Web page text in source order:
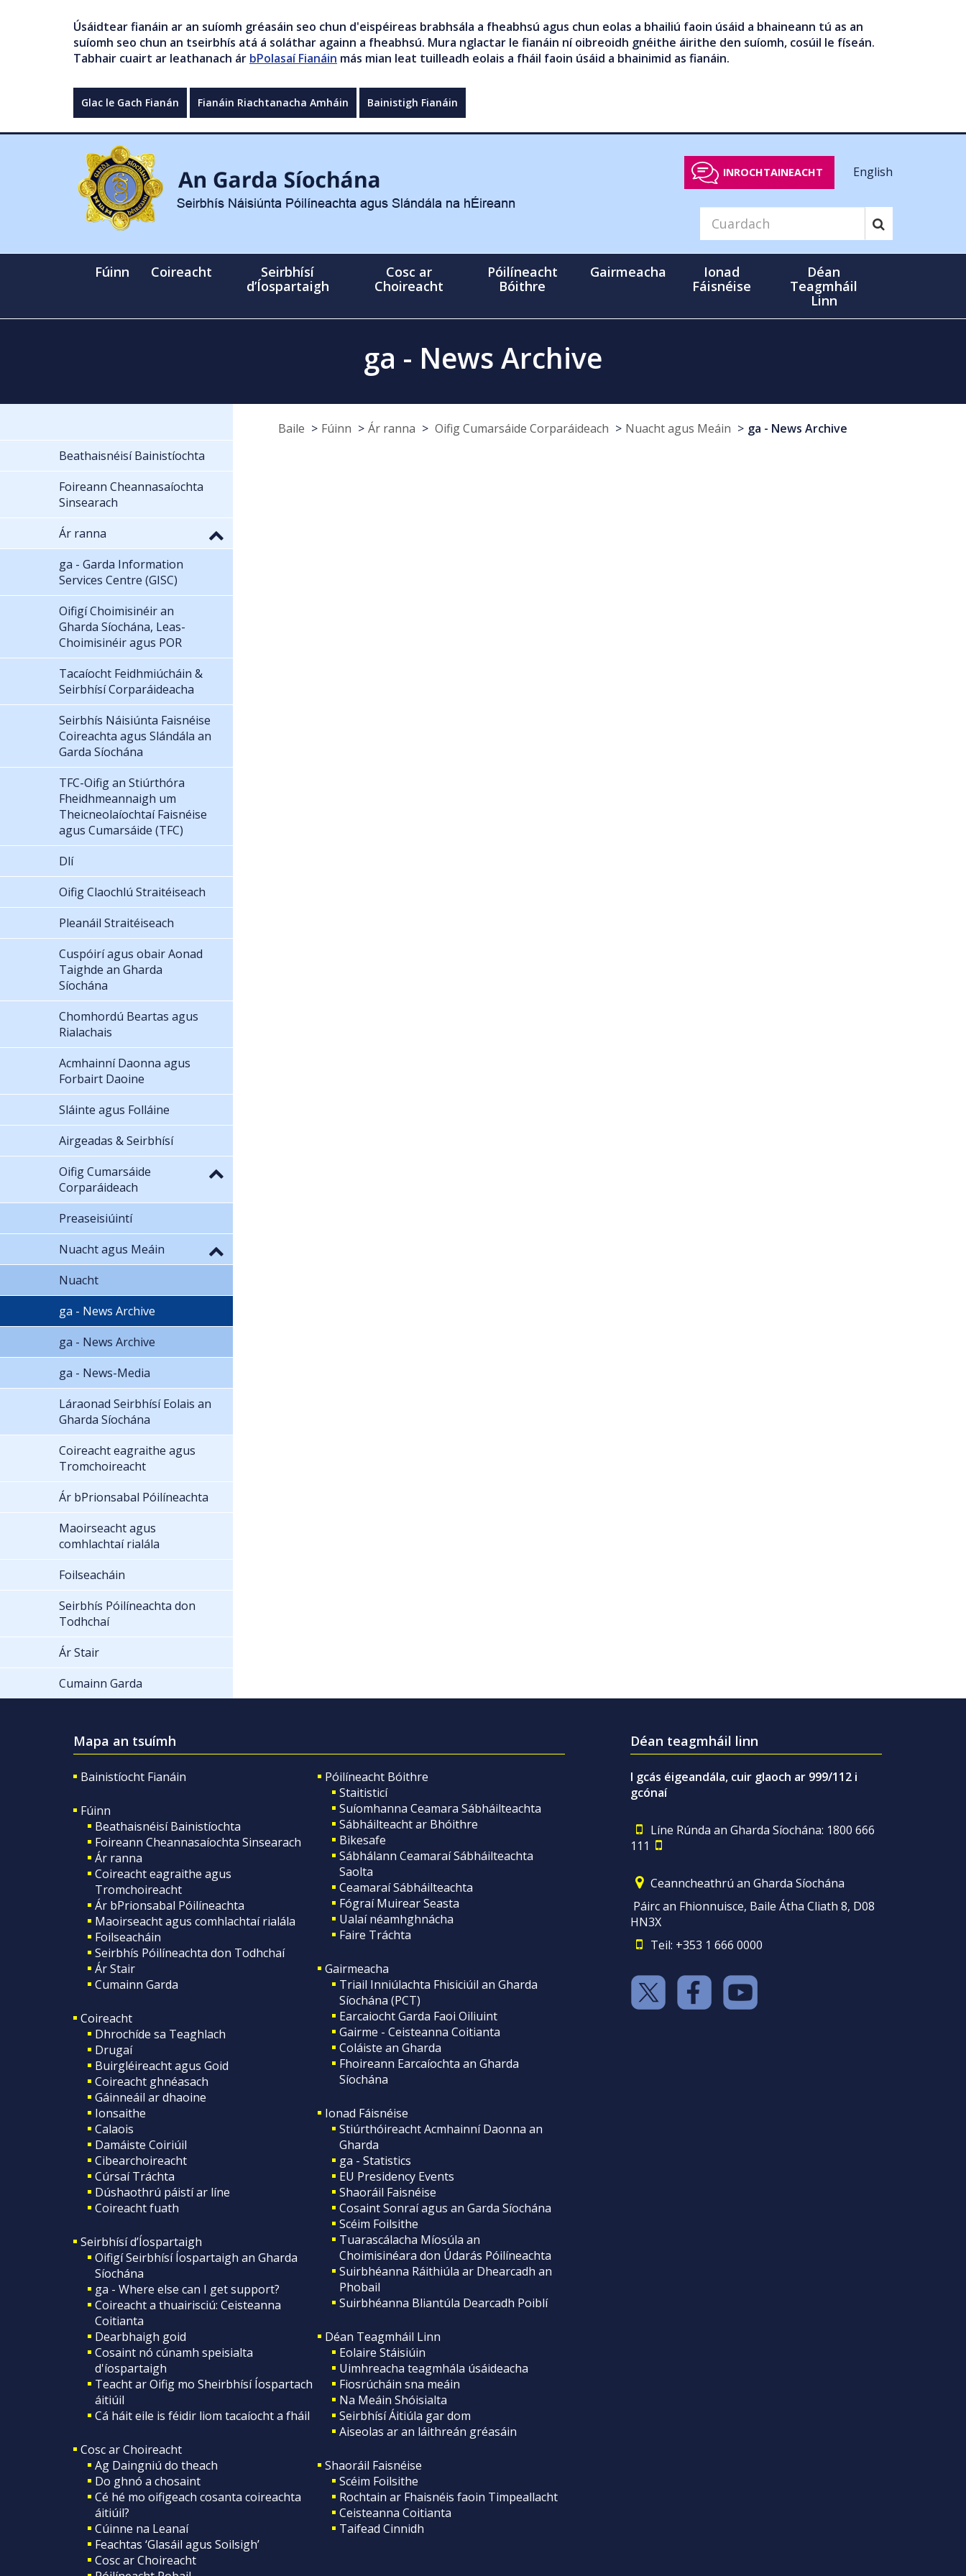
Úsáidtear fianáin ar an suíomh gréasáin seo chun d'eispéireas brabhsála a fheabhsú agus chun eolas a bhailiú faoin úsáid a bhaineann tú as an
suíomh seo chun an tseirbhís atá á soláthar againn a fheabhsú. Mura nglactar le fianáin ní oibreoidh gnéithe áirithe den suíomh, cosúil le físeán.
Tabhair cuairt ar leathanach ár bPolasaí Fianáin más mian leat tuilleadh eolais a fháil faoin úsáid a bhainimid as fianáin.
Glac le Gach Fianán Fianáin Riachtanacha Amháin Bainistigh Fianáin
INROCHTAINEACHT English
Fúinn Coireacht
Seirbhísí
d’Íospartaigh
Cosc ar
Choireacht
Póilíneacht
Bóithre
Gairmeacha
Ionad
Fáisnéise
Déan
Teagmháil
Linn
ga - News Archive
Baile Fúinn Ár ranna Oifig Cumarsáide Corparáideach Nuacht agus Meáin
ga - News Archive
Beathaisnéisí Bainistíochta
Foireann Cheannasaíochta
Sinsearach
Ár ranna
ga - Garda Information
Services Centre (GISC)
Oifigí Choimisinéir an
Gharda Síochána, Leas-
Choimisinéir agus POR
Tacaíocht Feidhmiúcháin &
Seirbhísí Corparáideacha
Seirbhís Náisiúnta Faisnéise
Coireachta agus Slándála an
Garda Síochána
TFC-Oifig an Stiúrthóra
Fheidhmeannaigh um
Theicneolaíochtaí Faisnéise
agus Cumarsáide (TFC)
Dlí
Oifig Claochlú Straitéiseach
Pleanáil Straitéiseach
Cuspóirí agus obair Aonad
Taighde an Gharda
Síochána
Chomhordú Beartas agus
Rialachais
Acmhainní Daonna agus
Forbairt Daoine
Sláinte agus Folláine
Airgeadas & Seirbhísí
Oifig Cumarsáide
Corparáideach
Preaseisiúintí
Nuacht agus Meáin
Nuacht
ga - News Archive
ga - News Archive
ga - News-Media
Láraonad Seirbhísí Eolais an
Gharda Síochána
Coireacht eagraithe agus
Tromchoireacht
Ár bPrionsabal Póilíneachta
Maoirseacht agus
comhlachtaí rialála
Foilseacháin
Seirbhís Póilíneachta don
Todhchaí
Ár Stair
Cumainn Garda
Mapa an tsuímh
Bainistíocht Fianáin
Fúinn
Beathaisnéisí Bainistíochta
Foireann Cheannasaíochta Sinsearach
Ár ranna
Coireacht eagraithe agus
Tromchoireacht
Ár bPrionsabal Póilíneachta
Maoirseacht agus comhlachtaí rialála
Foilseacháin
Seirbhís Póilíneachta don Todhchaí
Ár Stair
Cumainn Garda
Coireacht
Dhrochíde sa Teaghlach
Drugaí
Buirgléireacht agus Goid
Coireacht ghnéasach
Gáinneáil ar dhaoine
Ionsaithe
Calaois
Damáiste Coiriúil
Cibearchoireacht
Cúrsaí Tráchta
Dúshaothrú páistí ar líne
Coireacht fuath
Seirbhísí d’Íospartaigh
Oifigí Seirbhísí Íospartaigh an Gharda
Síochána
ga - Where else can I get support?
Coireacht a thuairisciú: Ceisteanna
Coitianta
Dearbhaigh goid
Cosaint nó cúnamh speisialta
d'íospartaigh
Teacht ar Oifig mo Sheirbhísí Íospartach
áitiúil
Cá háit eile is féidir liom tacaíocht a fháil
Cosc ar Choireacht
Ag Daingniú do theach
Do ghnó a chosaint
Cé hé mo oifigeach cosanta coireachta
áitiúil?
Cúinne na Leanaí
Feachtas ‘Glasáil agus Soilsigh’
Cosc ar Choireacht
Póilíneacht Bóithre
Staitisticí
Suíomhanna Ceamara Sábháilteachta
Sábháilteacht ar Bhóithre
Bikesafe
Sábhálann Ceamaraí Sábháilteachta
Saolta
Ceamaraí Sábháilteachta
Fógraí Muirear Seasta
Ualaí néamhghnácha
Faire Tráchta
Gairmeacha
Triail Inniúlachta Fhisiciúil an Gharda
Síochána (PCT)
Earcaiocht Garda Faoi Oiliuint
Gairme - Ceisteanna Coitianta
Coláiste an Gharda
Fhoireann Earcaíochta an Gharda
Síochána
Ionad Fáisnéise
Stiúrthóireacht Acmhainní Daonna an
Gharda
ga - Statistics
EU Presidency Events
Shaoráil Faisnéise
Cosaint Sonraí agus an Garda Síochána
Scéim Foilsithe
Tuarascálacha Míosúla an
Choimisinéara don Údarás Póilíneachta
Suirbhéanna Ráithiúla ar Dhearcadh an
Phobail
Suirbhéanna Bliantúla Dearcadh Poiblí
Déan Teagmháil Linn
Eolaire Stáisiúin
Uimhreacha teagmhála úsáideacha
Fiosrúcháin sna meáin
Na Meáin Shóisialta
Seirbhísí Áitiúla gar dom
Aiseolas ar an láithreán gréasáin
Shaoráil Faisnéise
Scéim Foilsithe
Rochtain ar Fhaisnéis faoin Timpeallacht
Ceisteanna Coitianta
Taifead Cinnidh
Déan teagmháil linn
I gcás éigeandála, cuir glaoch ar 999/112 i
gcónaí
Líne Rúnda an Gharda Síochána: 1800 666
111
Ceanncheathrú an Gharda Síochána
Páirc an Fhionnuisce, Baile Átha Cliath 8, D08
HN3X
Teil: +353 1 666 0000